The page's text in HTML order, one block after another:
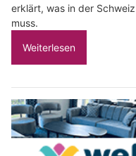
erklärt, was in der
muss.
Weiterlesen